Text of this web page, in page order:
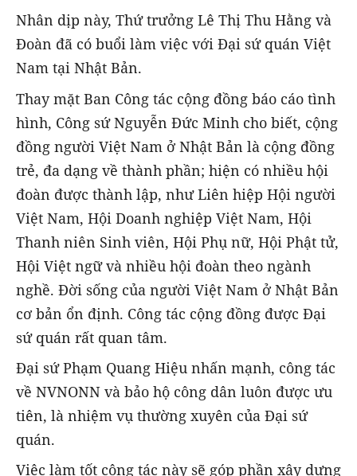
Nhân dịp này, Thứ trưởng Lê Thị Thu Hằng và
Đoàn đã có buổi làm việc với Đại sứ quán Việt
Nam tại Nhật Bản.
Thay mặt Ban Công tác cộng đồng báo cáo tình
hình, Công sứ Nguyễn Đức Minh cho biết, cộng
đồng người Việt Nam ở Nhật Bản là cộng đồng
trẻ, đa dạng về thành phần; hiện có nhiều hội
đoàn được thành lập, như Liên hiệp Hội người
Việt Nam, Hội Doanh nghiệp Việt Nam, Hội
Thanh niên Sinh viên, Hội Phụ nữ, Hội Phật tử,
Hội Việt ngữ và nhiều hội đoàn theo ngành
nghề. Đời sống của người Việt Nam ở Nhật Bản
cơ bản ổn định. Công tác cộng đồng được Đại
sứ quán rất quan tâm.
Đại sứ Phạm Quang Hiệu nhấn mạnh, công tác
về NVNONN và bảo hộ công dân luôn được ưu
tiên, là nhiệm vụ thường xuyên của Đại sứ
quán.
Việc làm tốt công tác này sẽ góp phần xây dựng